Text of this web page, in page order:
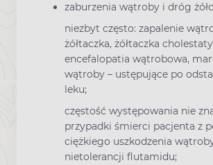
zaburzenia wątroby i dróg
niezbyt często: zapalenie
żółtaczka, żółtaczka
encefalopatia wątrobowa,
wątroby – ustępujące po
leku;
częstość występowania nie
przypadki śmierci pacjenta z
ciężkiego uszkodzenia
nietolerancji flutamidu;